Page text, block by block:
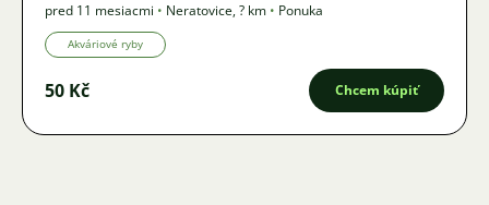
pred 11 mesiacmi • Neratovice,? km • Ponuka
Akváriové ryby
50 Kč Chcem kúpiť